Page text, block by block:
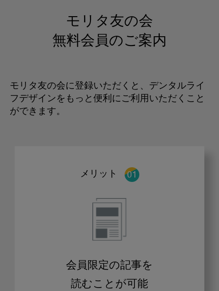
モリタ友の会
無料会員のご案内
モリタ友の会に登録いただくと、デンタルライ
フデザインをもっと便利にご利用いただくこと
ができます。
メリット
会員限定の記事を
読むことが可能